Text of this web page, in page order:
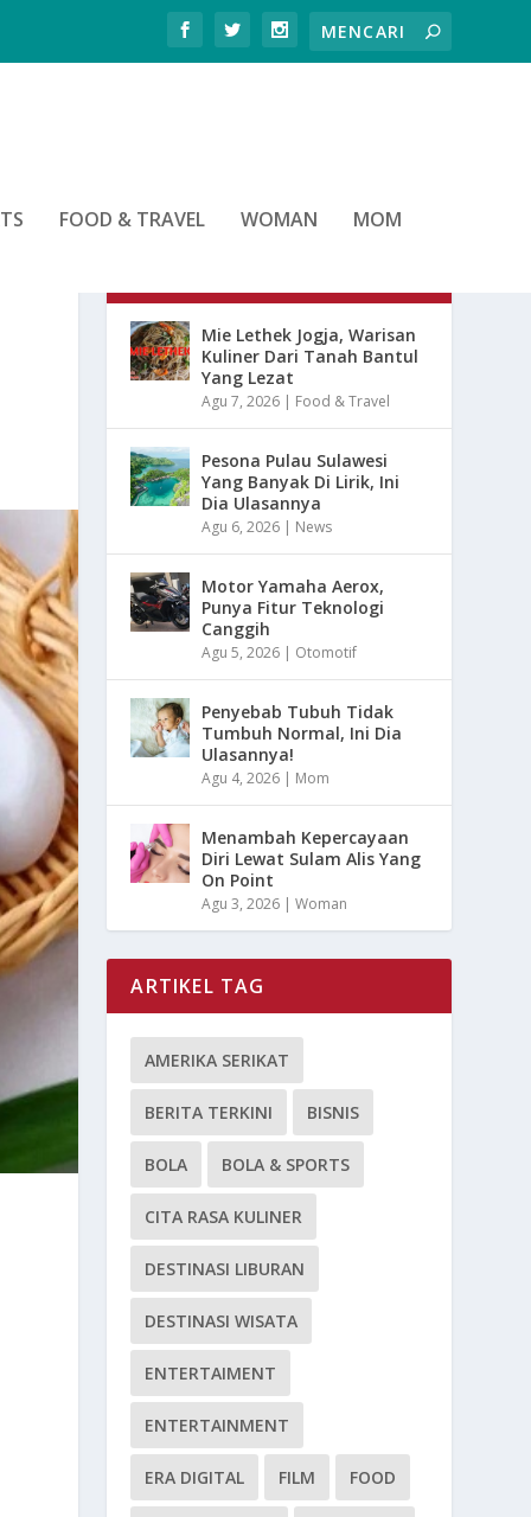
FOOD & TRAVEL WOMAN MOM
Mie Lethek Jogja, Warisan
Kuliner Dari Tanah Bantul
Yang Lezat
Agu 7, 2026 | Food & Travel
Pesona Pulau Sulawesi
Yang Banyak Di Lirik, Ini
Dia Ulasannya
Agu 6, 2026 | News
Motor Yamaha Aerox,
Punya Fitur Teknologi
Canggih
Agu 5, 2026 | Otomotif
Penyebab Tubuh Tidak
Tumbuh Normal, Ini Dia
Ulasannya!
Agu 4, 2026 | Mom
Menambah Kepercayaan
Diri Lewat Sulam Alis Yang
On Point
Agu 3, 2026 |Woman
ARTIKEL TAG
AMERIKA SERIKAT
BERITA TERKINI BISNIS
BOLA BOLA & SPORTS
CITA RASA KULINER
DESTINASI LIBURAN
DESTINASI WISATA
ENTERTAIMENT
ENTERTAINMENT
ERA DIGITAL FILM FOOD